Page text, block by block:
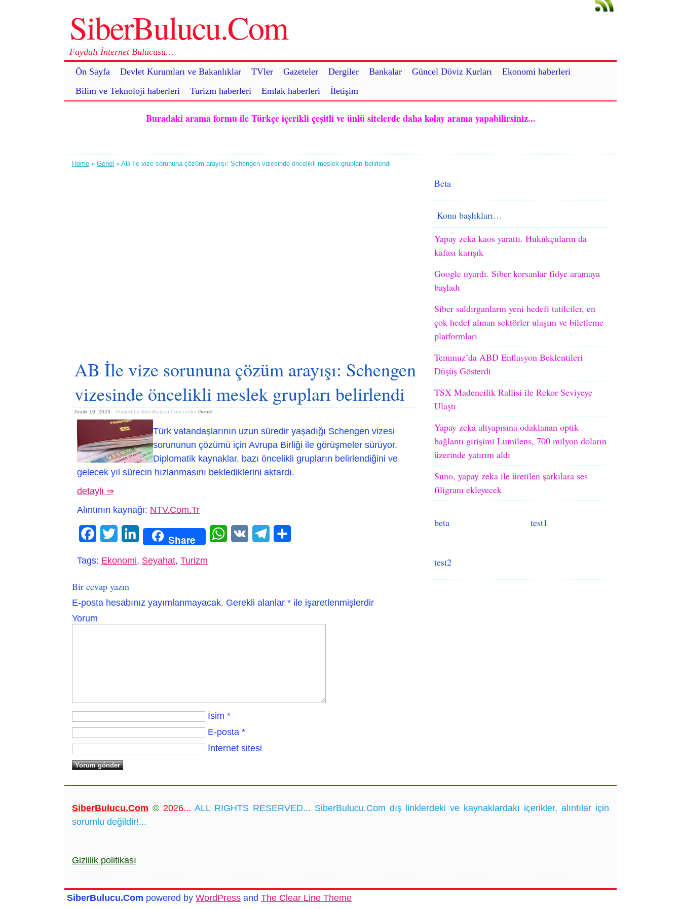
SiberBulucu.Com
Faydalı İnternet Bulucusu…
Ön Sayfa
Devlet Kurumları ve Bakanlıklar TVler Gazeteler Dergiler Bankalar Güncel Döviz Kurları
Ekonomi haberleri
Bilim ve Teknoloji haberleri
Turizm haberleri Emlak haberleri İletişim
Buradaki arama formu ile Türkçe içerikli çeşitli ve ünlü sitelerde daha kolay arama yapabilirsiniz...
Home » Genel » AB İle vize sorununa çözüm arayışı: Schengen vizesinde öncelikli meslek grupları belirlendi
AB İle vize sorununa çözüm arayışı: Schengen
vizesinde öncelikli meslek grupları belirlendi
Aralık 19, 2023 Posted by SiberBulucu.Com under Genel
Türk vatandaşlarının uzun süredir yaşadığı Schengen vizesi
sorununun çözümü için Avrupa Birliği ile görüşmeler sürüyor.
Diplomatik kaynaklar, bazı öncelikli grupların belirlendiğini ve
gelecek yıl sürecin hızlanmasını beklediklerini aktardı.
detaylı ⇒
Alıntının kaynağı: NTV.Com.Tr
Facebook
Twitter LinkedIn Share WhatsApp
VK Telegram
Tags: Ekonomi, Seyahat, Turizm
Bir cevap yazın
E-posta hesabınız yayımlanmayacak. Gerekli alanlar * ile işaretlenmişlerdir
Yorum
İsim *
E-posta *
İnternet sitesi
Beta
Konu başlıkları…
Yapay zeka kaos yarattı. Hukukçuların da
kafası karışık
Google uyardı. Siber korsanlar fidye aramaya
başladı
Siber saldırganların yeni hedefi tatilciler, en
çok hedef alınan sektörler ulaşım ve biletleme
platformları
Temmuz’da ABD Enflasyon Beklentileri
Düşüş Gösterdi
TSX Madencilik Rallisi ile Rekor Seviyeye
Ulaştı
Yapay zeka altyapısına odaklanan optik
bağlantı girişimi Lumilens, 700 milyon doların
üzerinde yatırım aldı
Suno, yapay zeka ile üretilen şarkılara ses
filigranı ekleyecek
beta test1
test2
SiberBulucu.Com © 2026... ALL RIGHTS RESERVED... SiberBulucu.Com dış linklerdeki ve kaynaklardakı içerikler, alıntılar için
sorumlu değildir!...
Gizlilik politikası
SiberBulucu.Com powered by WordPress and The Clear Line Theme